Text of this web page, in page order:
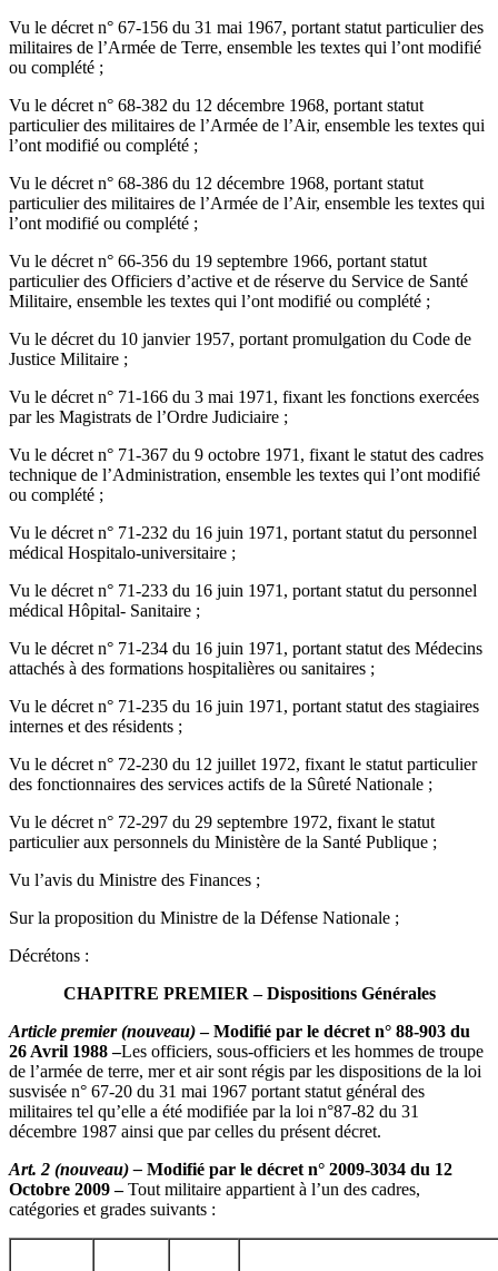
Vu le décret n° 67-156 du 31 mai 1967, portant statut particulier des
militaires de l’Armée de Terre, ensemble les textes qui l’ont modifié
ou complété ;
Vu le décret n° 68-382 du 12 décembre 1968, portant statut
particulier des militaires de l’Armée de l’Air, ensemble les textes qui
l’ont modifié ou complété ;
Vu le décret n° 68-386 du 12 décembre 1968, portant statut
particulier des militaires de l’Armée de l’Air, ensemble les textes qui
l’ont modifié ou complété ;
Vu le décret n° 66-356 du 19 septembre 1966, portant statut
particulier des Officiers d’active et de réserve du Service de Santé
Militaire, ensemble les textes qui l’ont modifié ou complété ;
Vu le décret du 10 janvier 1957, portant promulgation du Code de
Justice Militaire ;
Vu le décret n° 71-166 du 3 mai 1971, fixant les fonctions exercées
par les Magistrats de l’Ordre Judiciaire ;
Vu le décret n° 71-367 du 9 octobre 1971, fixant le statut des cadres
technique de l’Administration, ensemble les textes qui l’ont modifié
ou complété ;
Vu le décret n° 71-232 du 16 juin 1971, portant statut du personnel
médical Hospitalo-universitaire ;
Vu le décret n° 71-233 du 16 juin 1971, portant statut du personnel
médical Hôpital- Sanitaire ;
Vu le décret n° 71-234 du 16 juin 1971, portant statut des Médecins
attachés à des formations hospitalières ou sanitaires ;
Vu le décret n° 71-235 du 16 juin 1971, portant statut des stagiaires
internes et des résidents ;
Vu le décret n° 72-230 du 12 juillet 1972, fixant le statut particulier
des fonctionnaires des services actifs de la Sûreté Nationale ;
Vu le décret n° 72-297 du 29 septembre 1972, fixant le statut
particulier aux personnels du Ministère de la Santé Publique ;
Vu l’avis du Ministre des Finances ;
Sur la proposition du Ministre de la Défense Nationale ;
Décrétons :
CHAPITRE PREMIER – Dispositions Générales
Article premier (nouveau) – Modifié par le décret n° 88-903 du
26 Avril 1988 –Les officiers, sous-officiers et les hommes de troupe
de l’armée de terre, mer et air sont régis par les dispositions de la loi
susvisée n° 67-20 du 31 mai 1967 portant statut général des
militaires tel qu’elle a été modifiée par la loi n°87-82 du 31
décembre 1987 ainsi que par celles du présent décret.
Art. 2 (nouveau) – Modifié par le décret n° 2009-3034 du 12
Octobre 2009 –Tout militaire appartient à l’un des cadres,
catégories et grades suivants :